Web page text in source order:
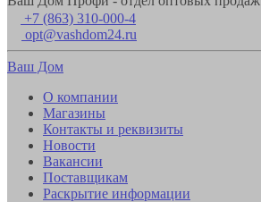
+7 (863) 310-000-4
opt@vashdom24.ru
Ваш Дом
О компании
Магазины
Контакты и реквизиты
Новости
Вакансии
Поставщикам
Раскрытие информации